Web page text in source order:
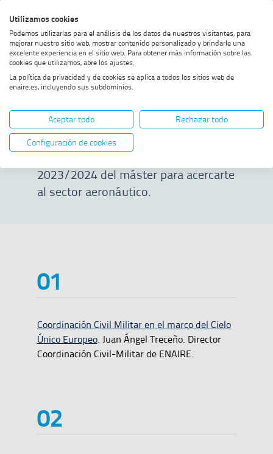
al
menú
al
contenido
al
footer
alto
contraste
Home MOSTRAR OPCIONES DEL CAMINO DE MIGAS
Masterclass 23/24
Masterclass 23/24
En esta página podrás visualizar
algunas ponencias de la edición
2023/2024 del máster para acercarte
al sector aeronáutico.
Coordinación Civil Militar en el marco del Cielo
Único Europeo. Juan Ángel Treceño. Director
Coordinación Civil-Militar de ENAIRE.
Utilizamos cookies
Podemos utilizarlas para el análisis de los datos de nuestros visitantes, para
mejorar nuestro sitio web, mostrar contenido personalizado y brindarle una
excelente experiencia en el sitio web. Para obtener más información sobre las
cookies que utilizamos, abre los ajustes.
La política de privacidad y de cookies se aplica a todos los sitios web de
enaire.es, incluyendo sus subdominios.
Aceptar todo
Rechazar todo
Configuración de cookies